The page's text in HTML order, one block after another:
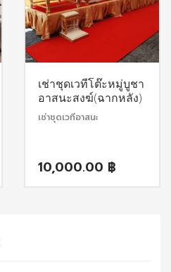
เช่าชุดเวทีโต๊ะหมู่บูชา
อาสนะสงฆ์(ฉากหลัง)
เช่าชุดเวทีอาสนะ
10,000.00 ฿